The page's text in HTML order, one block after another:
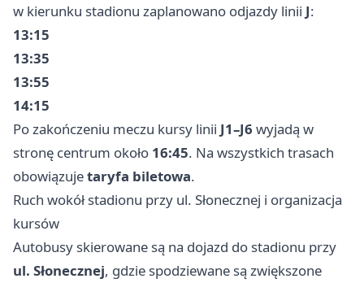
w kierunku stadionu zaplanowano odjazdy linii J:
13:15
13:35
13:55
14:15
Po zakończeniu meczu kursy linii J1–J6 wyjadą w
stronę centrum około 16:45. Na wszystkich trasach
obowiązujetaryfa biletowa.
Ruch wokół stadionu przy ul. Słonecznej i organizacja
kursów
Autobusy skierowane są na dojazd do stadionu przy
ul. Słonecznej, gdzie spodziewane są zwiększone